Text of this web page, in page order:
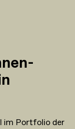
im Portfolio der